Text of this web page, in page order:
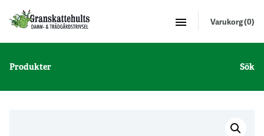
Varukorg (0)
Produkter Sök